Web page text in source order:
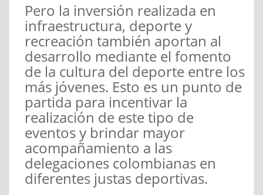
Pero la inversión realizada en
infraestructura, deporte y
recreación también aportan al
desarrollo mediante el fomento
de la cultura del deporte entre los
más jóvenes. Esto es un punto de
partida para incentivar la
realización de este tipo de
eventos y brindar mayor
acompañamiento a las
delegaciones colombianas en
diferentes justas deportivas.